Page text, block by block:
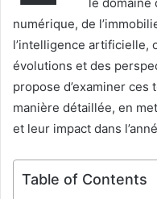
numérique, de
l’intelligence artificielle,
évolutions et des
propose d’examiner
manière détaillée, en
et leur impact dans
Table of Contents